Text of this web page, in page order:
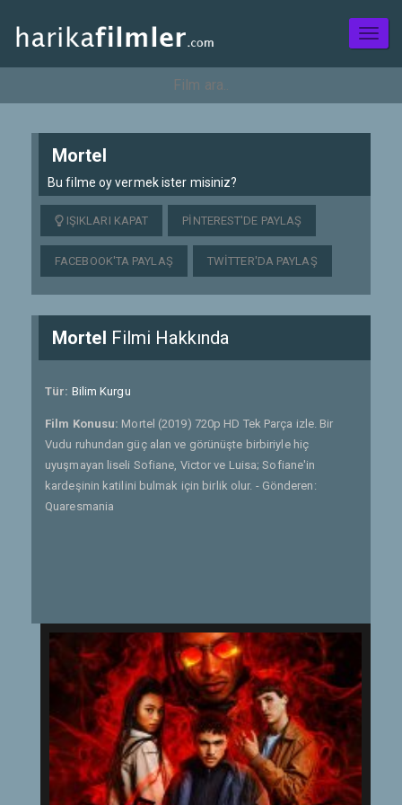
Mortel
Bu filme oy vermek ister misiniz?
IŞIKLARI KAPAT PINTEREST'DE PAYLAŞ
FACEBOOK'TA PAYLAŞ TWITTER'DA PAYLAŞ
Mortel Filmi Hakkında
Tür: Bilim Kurgu
Film Konusu: Mortel (2019) 720p HD Tek Parça izle. Bir
Vudu ruhundan güç alan ve görünüşte birbiriyle hiç
uyuşmayan liseli Sofiane, Victor ve Luisa; Sofiane'in
kardeşinin katilini bulmak için birlik olur. - Gönderen:
Quaresmania